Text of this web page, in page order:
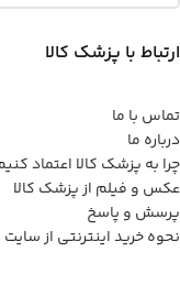
ارتباط با پزشک کالا
تماس با ما
درباره ما
چرا به پزشک کالا اعتماد
عکس و فیلم از پزشک کالا
پرسش و پاسخ
نحوه خرید اینترنتی از سایت